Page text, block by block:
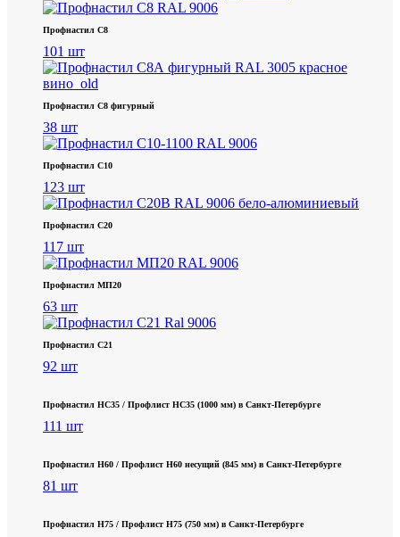
Профнастил С8
101 шт
Профнастил С8 фигурный
38 шт
Профнастил С10
123 шт
Профнастил С20
117 шт
Профнастил МП20
63 шт
Профнастил С21
92 шт
Профнастил НС35 / Профлист НС35 (1000 мм) в Санкт‑Петербурге
111 шт
Профнастил Н60 / Профлист Н60 несущий (845 мм) в Санкт-Петербурге
81 шт
Профнастил Н75 / Профлист Н75 (750 мм) в Санкт-Петербурге